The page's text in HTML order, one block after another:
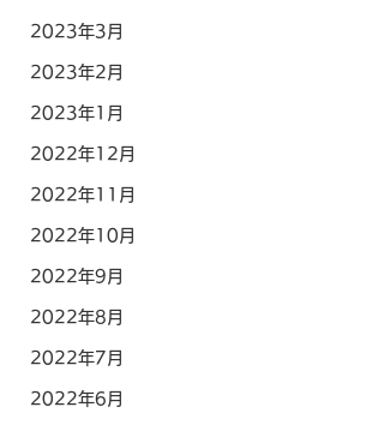
2023年3月
2023年2月
2023年1月
2022年12月
2022年11月
2022年10月
2022年9月
2022年8月
2022年7月
2022年6月